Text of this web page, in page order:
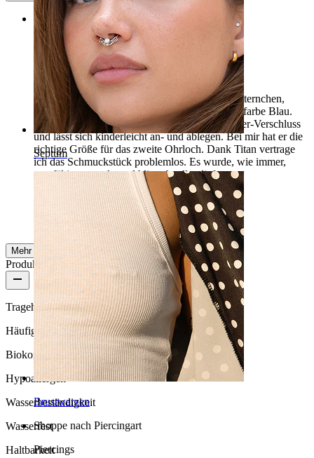
Septum
Brustwarzen
Shoppe nach Piercingart
Piercings
Rating
Funkel, funkel, kleiner Stern… 🌟
An diesem schönen Ring funkeln gleich zwei Sternchen,
einmal in Weiß, und einmal in meiner Lieblingsfarbe Blau.
Der Clicker verfügt über einen stabilen Scharnier-Verschluss
und lässt sich kinderleicht an- und ablegen. Bei mir hat er die
richtige Größe für das zweite Ohrloch. Dank Titan vertrage
ich das Schmuckstück problemlos. Es wurde, wie immer,
sorgfältig verpackt und blitzschnell geliefert.
Verifizierter Kauf
AI-Übersetzung Original anzeigen
Mehr ansehen
Produktqualität
Tragehäufigkeit
Häufiges Tragen
Biokompatibilität
Hypoallergen
Wasserbeständigkeit
Wasserfest
Haltbarkeit